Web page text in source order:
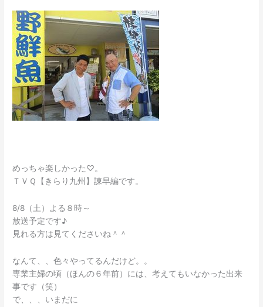
めっちゃ楽しかった♡。
ＴＶＱ【きらり九州】諫早編です。
8/8（土）よる８時～
放送予定です♪
見れる方は見てくださいね＾＾
なんて、、色々やってるんだけど。。
専業主婦の頃（ほんの６年前）には、考えてもいなかった出来
事です（笑）
で、、、いまだに